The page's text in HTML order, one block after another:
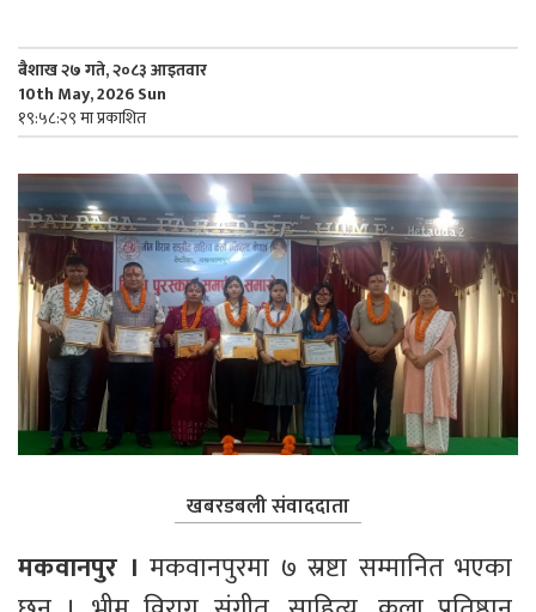
बैशाख २७ गते, २०८३ आइतवार
10th May, 2026 Sun
१९:५८:२९ मा प्रकाशित
खबरडबली संवाददाता
मकवानपुर । मकवानपुरमा ७ स्रष्टा सम्मानित भएका